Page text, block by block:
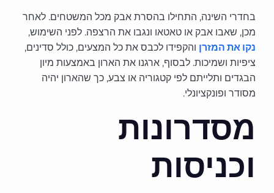
בחדרי השינה, התחילו בהסרת אבק מכל המשטחים. לאחר
מכן, שאבו אבק או טאטאו ונגבו את הרצפה. לפני השימוש,
נקו את המזרןוהקפידו לכבס את כל המצעים, כולל סדינים,
ציפיות ושמיכות. לבסוף, ארגנו את הארון באמצעות מיון
הבגדים ותלייתם לפי קטגוריה או צבע, כך שהארון יהיה
מסודר ופונקציונלי.
מסדרונות
וכניסות